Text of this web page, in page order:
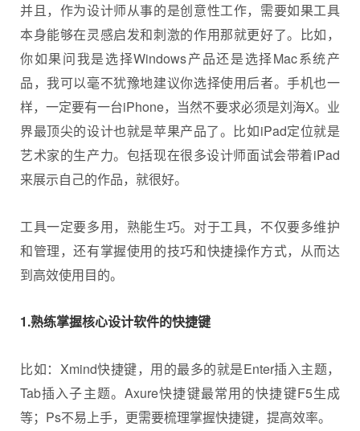
并且，作为设计师从事的是创意性工作，需要如果工具
本身能够在灵感启发和刺激的作用那就更好了。比如，
你如果问我是选择Windows产品还是选择Mac系统产
品，我可以毫不犹豫地建议你选择使用后者。手机也一
样，一定要有一台iPhone，当然不要求必须是刘海X。业
界最顶尖的设计也就是苹果产品了。比如iPad定位就是
艺术家的生产力。包括现在很多设计师面试会带着iPad
来展示自己的作品，就很好。
工具一定要多用，熟能生巧。对于工具，不仅要多维护
和管理，还有掌握使用的技巧和快捷操作方式，从而达
到高效使用目的。
1.熟练掌握核心设计软件的快捷键
比如：Xmind快捷键，用的最多的就是Enter插入主题，
Tab插入子主题。Axure快捷键最常用的快捷键F5生成
等；Ps不易上手，更需要梳理掌握快捷键，提高效率。